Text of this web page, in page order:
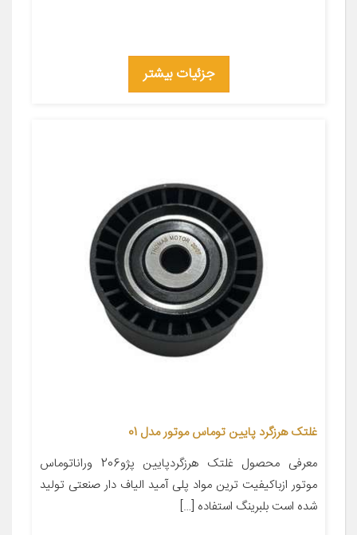
جزئیات بیشتر
غلتک هرزگرد پایین توماس موتور مدل 01
معرفی محصول غلتک هرزگردپایین پژو206 وراناتوماس
موتور ازباکیفیت ترین مواد پلی آمید الیاف دار صنعتی تولید
شده است بلبرینگ استفاده […]